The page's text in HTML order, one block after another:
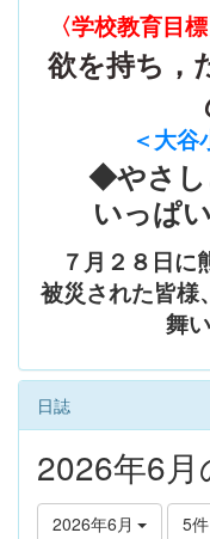
〈学校教育目標
欲を持ち，
＜大谷
◆やさ
いっぱ
７月２８日に
被災された皆様
舞
日誌
2026年6
2026年6月 5件